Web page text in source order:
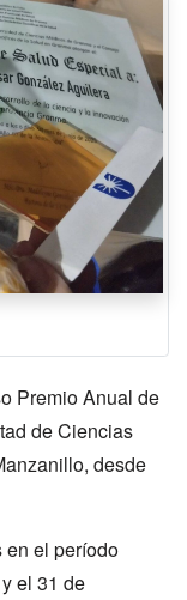
Premio Anual de
de Ciencias
desde
en el período
el 31 de